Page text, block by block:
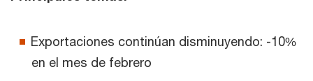
Exportaciones continúan disminuyendo: -10%
en el mes de febrero